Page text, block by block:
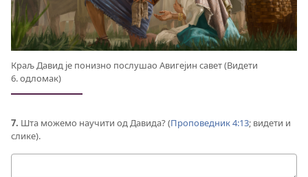
Краљ Давид је понизно послушао Авигејин савет (Видети
6. одломак)
7. Шта можемо научити од Давида? (Проповедник 4:13; видети и
слике).